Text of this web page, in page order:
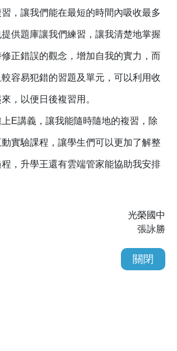
，讓我們能在最短的時間內吸收最多
供題庫讓我們練習，讓我清楚地掌握
正錯誤的觀念，增加自我的實力，而
容易犯錯的習題及單元，可以利用收
，以便日後複習用。
講義，讓我能隨時隨地的複習，除
實驗課程，讓學生們可以更加了解整
，升學王還有雲端管家能協助我安排
光榮國中
張詠勝
關閉